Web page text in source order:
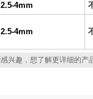
2.5-4mm
2.5-4mm
感兴趣，想了解更详细的产